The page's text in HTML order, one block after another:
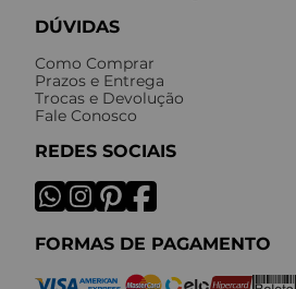
DÚVIDAS
Como Comprar
Prazos e Entrega
Trocas e Devolução
Fale Conosco
REDES SOCIAIS
FORMAS DE PAGAMENTO